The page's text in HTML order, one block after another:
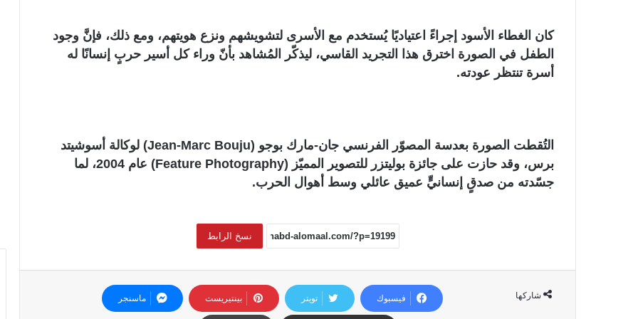
كان الغطاء الأسود إجراءً اعتياديًا يُستخدم مع الأسرى لتشويشهم ونزع هويتهم، ومع ذلك، فإنَّ وجود
الطفل في الصورة اخترق هذا التجريد القاسي، ليذكّر المُشاهد بأنّ وراء كل أسير حربٍ إنسانًا له
أسرة تنتظر عودته.
التُقطت الصورة بعدسة المصوّر الفرنسي جان-مارك بوجو (Jean-Marc Bouju) لوكالة أسوشيتد
برس، وقد حازت على جائزة بوليتزر للتصوير المميّز (Feature Photography) عام 2004، لما
جسّدته من صدقٍ إنسانيٍّ عميق عائلي وسط أهوال الحرب.
نسخ الرابط
شاركها فيسبوك تويتر بينتيريست ماسنجر